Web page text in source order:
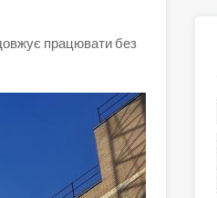
працювати без